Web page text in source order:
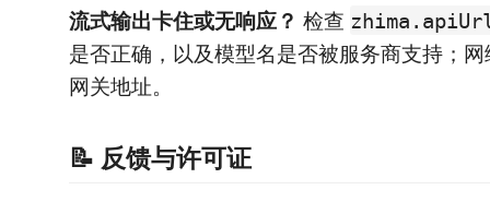
流式输出卡住或无响应？ 检查
是否正确，以及模型名是否被服务商支持；
网关地址。
📝 反馈与许可证